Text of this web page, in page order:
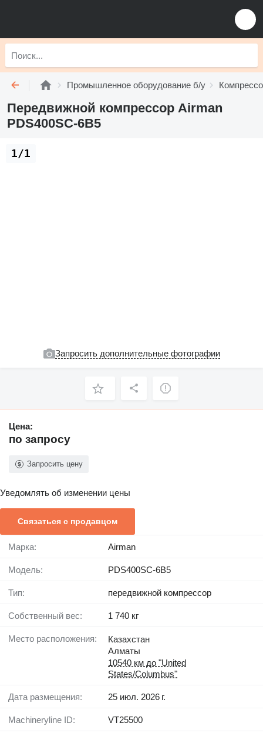
Промышленное оборудование б/у
Передвижной компрессор Airman
PDS400SC-6B5
1/1
Запросить дополнительные фотографии
Цена:
по запросу
Запросить цену
Уведомлять об изменении цены
Связаться с продавцом
Марка: Airman
Модель: PDS400SC-6B5
Тип: передвижной компрессор
Собственный вес: 1 740 кг
Место расположения:
Казахстан
Алматы
10540 км до "United
States/Columbus"
Дата размещения: 25 июл. 2026 г.
Machineryline ID: VT25500